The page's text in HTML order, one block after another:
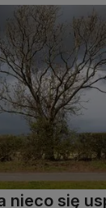
nieco się